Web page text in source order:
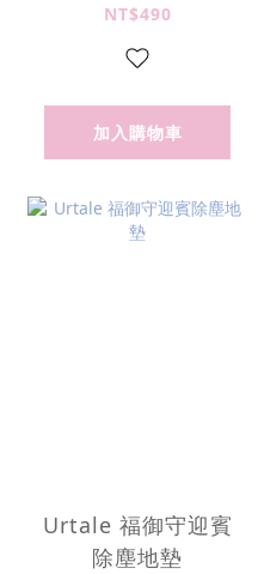
NT$490
加入購物車
Urtale 福御守迎賓
除塵地墊